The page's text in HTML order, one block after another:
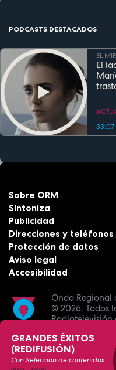
PODCASTS DESTACADOS
EL
El
33:07
Onda Regional
© 2026. Todos
Radiotelevisión
Sobre ORM
Sintoniza
Publicidad
Direcciones y teléfonos
Protección de datos
Aviso legal
Accesibilidad
GRANDES ÉXITOS
(REDIFUSIÓN)
Con Selección de contenidos